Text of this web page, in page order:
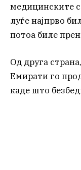
медицинските
луѓе најпрво
потоа биле
Од друга
Емирати го
каде што